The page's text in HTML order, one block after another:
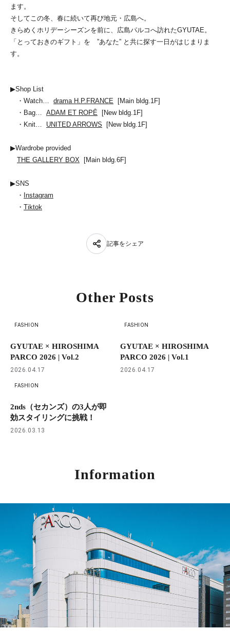
ます。
そしてこの冬、春に続いて再び地元・広島へ。
きらめくホリデーシーズンを前に、広島パルコへ訪れたGYUTAE。
「とっておきのギフト」を ”あなた” と共に探す一日がはじまりま
す。
▶Shop List
・Watch… drama H.P.FRANCE [Main bldg.1F]
・Bag… ADAM ET ROPĒ [New bldg.1F]
・Knit… UNITED ARROWS [New bldg.1F]
▶Wardrobe provided
THE GALLERY BOX [Main bldg.6F]
▶SNS
・ Instagram
・ Tiktok
記事をシェア
Other Posts
FASHION
GYUTAE × HIROSHIMA
PARCO 2026 | Vol.2
2026.04.17
FASHION
GYUTAE × HIROSHIMA
PARCO 2026 | Vol.1
2026.04.17
FASHION
2nds（セカンズ）の3人が即
効スタイリングに挑戦！
2026.03.13
Information